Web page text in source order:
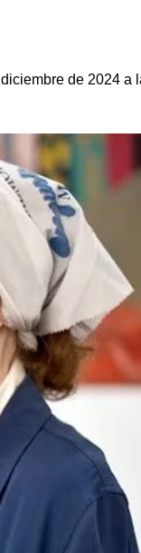
de 2024 a